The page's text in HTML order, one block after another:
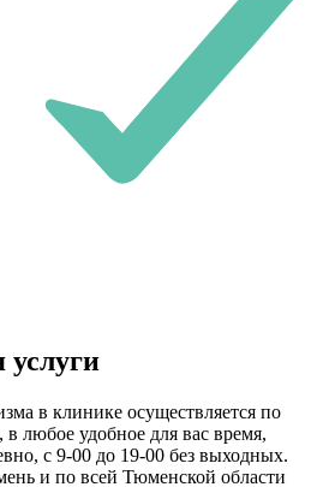
услуги
в клинике осуществляется по
в любое удобное для вас время,
с 9-00 до 19-00 без выходных.
и по всей Тюменской области